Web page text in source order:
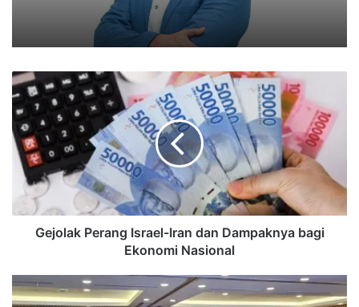
Gejolak
Perang
Israel-
Iran
dan
Dampaknya
bagi
Ekonomi
Nasional
Gejolak Perang Israel-Iran dan Dampaknya bagi
Ekonomi Nasional
Kementerian
PKP